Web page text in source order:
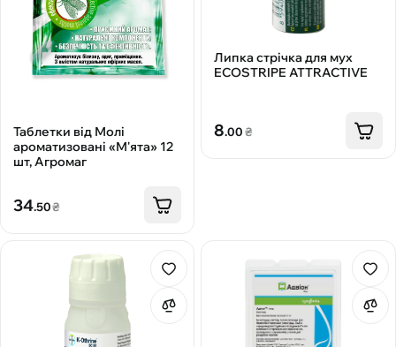
Таблетки від Молі
ароматизовані «М'ята» 12
шт, Агромаг
34.50₴
Липка стрічка для мух
ECOSTRIPE ATTRACTIVE
8.00₴